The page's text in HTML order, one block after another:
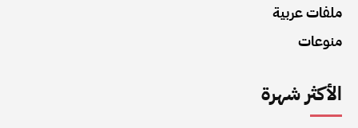
ملفات عربية
منوعات
الأكثر شهرة